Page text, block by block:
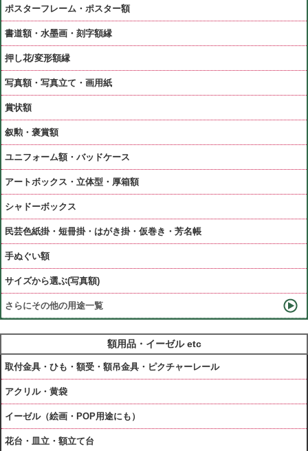
ポスターフレーム・ポスター額
書道額・水墨画・刻字額縁
押し花/変形額縁
写真額・写真立て・画用紙
賞状額
叙勲・褒賞額
ユニフォーム額・バッドケース
アートボックス・立体型・厚箱額
シャドーボックス
民芸色紙掛・短冊掛・はがき掛・仮巻き・芳名帳
手ぬぐい額
サイズから選ぶ(写真額)
さらにその他の用途一覧
額用品・イーゼル etc
取付金具・ひも・額受・額吊金具・ピクチャーレール
アクリル・黄袋
イーゼル（絵画・POP用途にも）
花台・皿立・額立て台